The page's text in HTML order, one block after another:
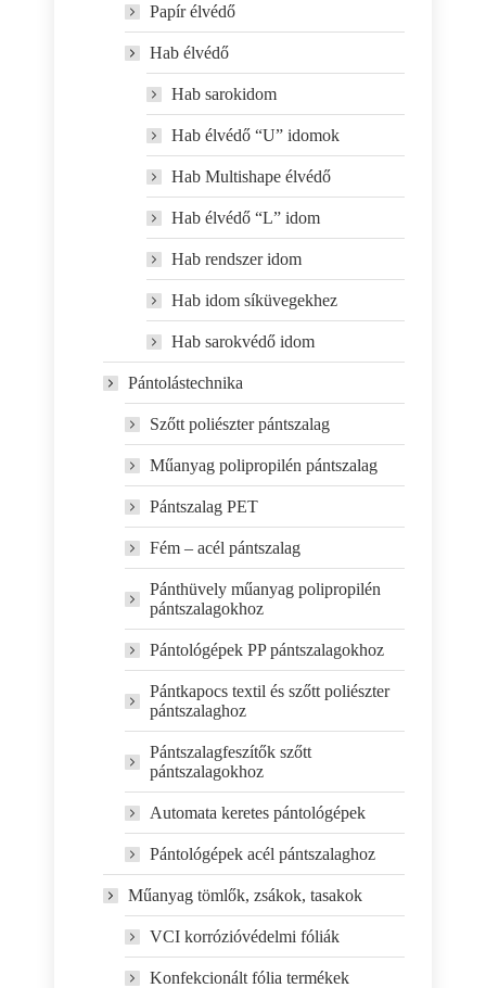
Papír élvédő
Hab élvédő
Hab sarokidom
Hab élvédő “U” idomok
Hab Multishape élvédő
Hab élvédő “L” idom
Hab rendszer idom
Hab idom síküvegekhez
Hab sarokvédő idom
Pántolástechnika
Szőtt poliészter pántszalag
Műanyag polipropilén pántszalag
Pántszalag PET
Fém – acél pántszalag
Pánthüvely műanyag polipropilén
pántszalagokhoz
Pántológépek PP pántszalagokhoz
Pántkapocs textil és szőtt poliészter
pántszalaghoz
Pántszalagfeszítők szőtt
pántszalagokhoz
Automata keretes pántológépek
Pántológépek acél pántszalaghoz
Műanyag tömlők, zsákok, tasakok
VCI korrózióvédelmi fóliák
Konfekcionált fólia termékek